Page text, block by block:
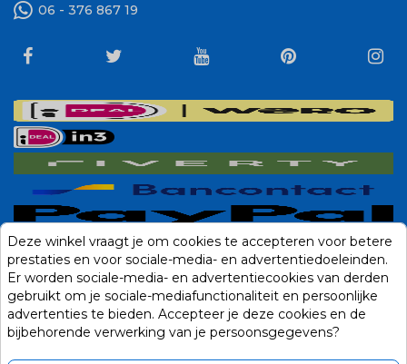
06 - 376 867 19
Deze winkel vraagt je om cookies te accepteren voor betere
prestaties en voor sociale-media- en advertentiedoeleinden.
Er worden sociale-media- en advertentiecookies van derden
gebruikt om je sociale-mediafunctionaliteit en persoonlijke
advertenties te bieden. Accepteer je deze cookies en de
bijbehorende verwerking van je persoonsgegevens?